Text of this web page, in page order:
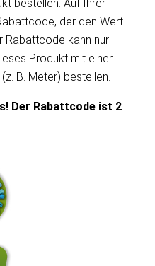
bestellen. Auf Ihrer
der den Wert
Rabattcode kann nur
Produkt mit einer
B. Meter) bestellen.
Der Rabattcode ist 2